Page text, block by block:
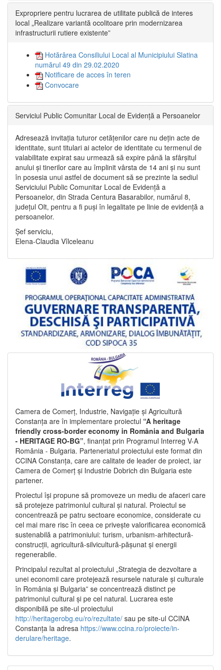
Expropriere pentru lucrarea de utilitate publică de interes
local „Realizare variantă ocolitoare prin modernizarea
infrastructurii rutiere existente”
Hotărârea Consiliului Local al Municipiului Slatina
numărul 49 din 29.02.2020
Notificare de acces în teren
Convocare
Serviciul Public Comunitar Local de Evidență a Persoanelor
Adresează invitația tuturor cetățenilor care nu dețin acte de
identitate, sunt titulari ai actelor de identitate cu termenul de
valabilitate expirat sau urmează să expire până la sfârșitul
anului și tinerilor care au împlinit vârsta de 14 ani și nu sunt
în posesia unui astfel de document să se prezinte la sediul
Serviciului Public Comunitar Local de Evidență a
Persoanelor, din Strada Centura Basarabilor, numărul 8,
județul Olt, pentru a fi puși în legalitate pe linie de evidență a
persoanelor.
Șef serviciu,
Elena-Claudia Vîlceleanu
Camera de Comerț, Industrie, Navigație și Agricultură
Constanța are în implementare proiectul “A heritage
friendly cross-border economy in România and Bulgaria
- HERITAGE RO-BG”, finanțat prin Programul Interreg V-A
România - Bulgaria. Parteneriatul proiectului este format din
CCINA Constanța, care are calitate de leader de proiect, iar
Camera de Comerț și Industrie Dobrich din Bulgaria este
partener.
Proiectul își propune să promoveze un mediu de afaceri care
să protejeze patrimoniul cultural și natural. Proiectul se
concentrează pe patru sectoare economice, considerate cu
cel mai mare risc în ceea ce privește valorificarea economică
sustenabilă a patrimoniului: turism, urbanism-arhitectură-
construcții, agricultură-silvicultură-pășunat și energii
regenerabile.
Principalul rezultat al proiectului „Strategia de dezvoltare a
unei economii care protejează resursele naturale și culturale
în România și Bulgaria” se concentrează distinct pe
patrimoniul cultural și pe cel natural. Lucrarea este
disponibilă pe site-ul proiectului
http://heritagerobg.eu/ro/rezultate/ sau pe site-ul CCINA
Constanța la adresa https://www.ccina.ro/proiecte/in-
derulare/heritage.